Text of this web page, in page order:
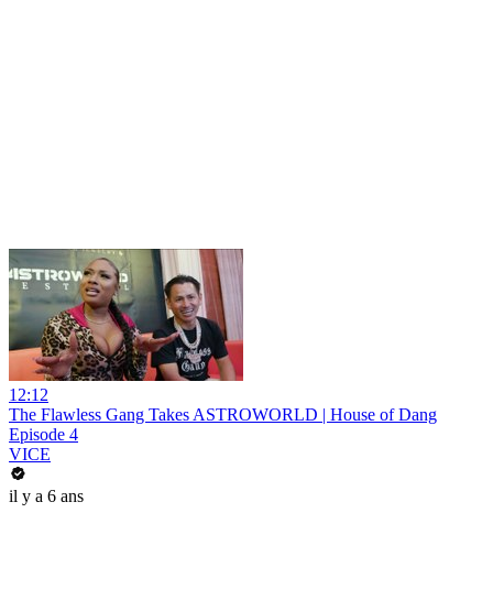
12:12
The Flawless Gang Takes ASTROWORLD | House of Dang
Episode 4
VICE
il y a 6 ans